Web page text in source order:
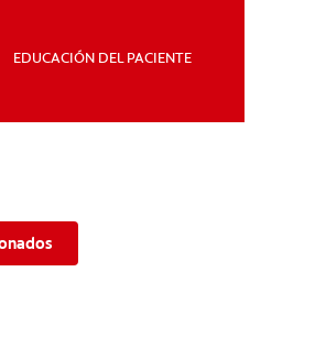
EDUCACIÓN DEL PACIENTE
EDUCACIÓN DEL PACIENTE